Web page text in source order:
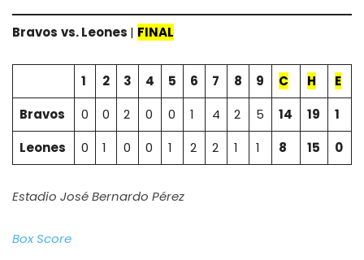
Bravos vs.Leones | FINAL
1 2 3 4 5 6 7 8 9 C H
E
Bravos
0 0 2 0 0 1 4 2 5 14 19
1
Leones
0 1 0 0 1 2 2 1 1 8 15 0
Estadio José Bernardo Pérez
Box Score